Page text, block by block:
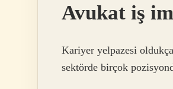
Avukat iş
Kariyer yelpazesi
sektörde birçok